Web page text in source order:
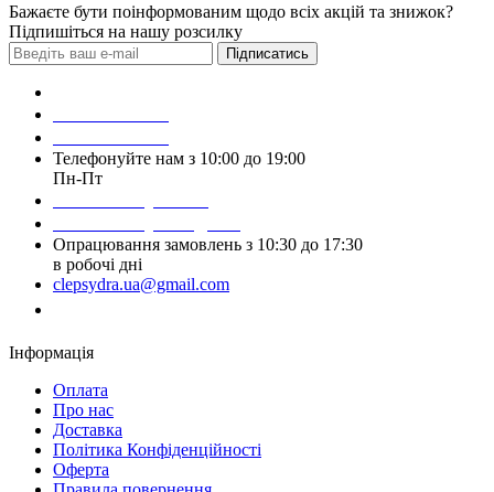
Бажаєте бути поінформованим щодо всіх акцій та знижок?
Підпишіться на нашу розсилку
Підписатись
Телефонуйте нам з 10:00 до 19:00
Пн-Пт
Опрацювання замовлень з 10:30 до 17:30
в робочі дні
clepsydra.ua@gmail.com
Інформація
Оплата
Про нас
Доставка
Політика Конфіденційності
Оферта